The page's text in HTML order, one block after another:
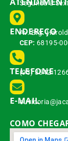
Segunda à
ENDEREÇO
Av. Brg.
CEP: 68195-
TELEFONE
(93) 3542-
E-MAIL
COMO